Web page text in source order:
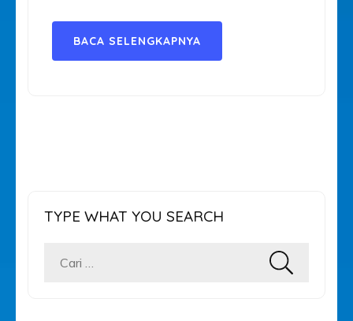
BACA SELENGKAPNYA
TYPE WHAT YOU SEARCH
Cari